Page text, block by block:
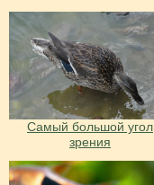
Cамый большой угол
зрения